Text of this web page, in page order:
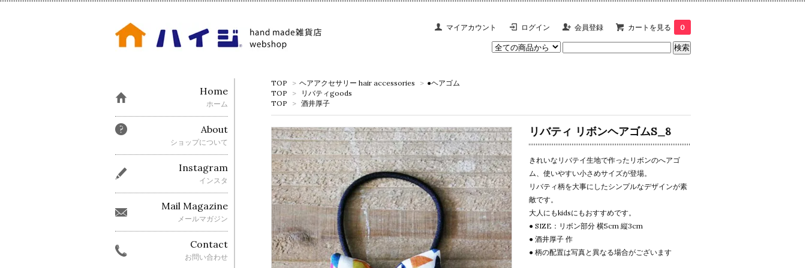
マイアカウント ログイン 会員登録 カートを見る 0
TOP > ヘアアクセサリー hair accessories > ●ヘアゴム
TOP
>
リバティgoods
TOP
> 酒井厚子
リバティ リボンヘアゴムS_8
きれいなリバテイ生地で作ったリボンのへアゴ
ム、使いやすい小さめサイズが登場。
リバティ柄を大事にしたシンプルなデザインが素
敵です。
大人にもkidsにもおすすめです。
● SIZE：リボン部分 横5cm 縦3cm
● 酒井厚子 作
● 柄の配置は写真と異なる場合がございます
Home
ホーム
About
ショップについて
Instagram
インスタ
Mail Magazine
メールマガジン
Contact
お問い合わせ